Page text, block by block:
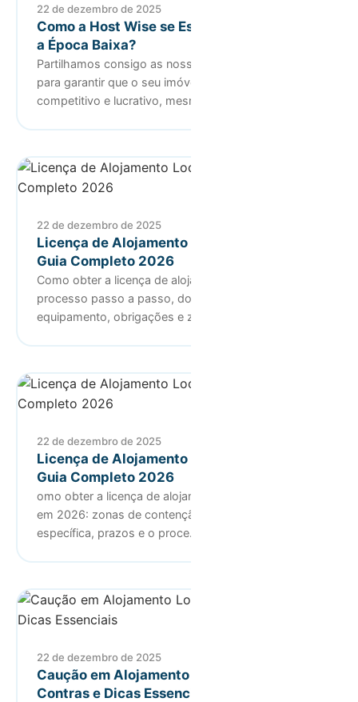
22 de dezembro de 2025
Como a Host Wise se Está a Preparar Para
a Época Baixa?
Partilhamos consigo as nossas melhores práticas
para garantir que o seu imóvel se mantém
competitivo e lucrativo, mesmo …
22 de dezembro de 2025
Licença de Alojamento Local no Porto:
Guia Completo 2026
Como obter a licença de alojamento local no Porto:
processo passo a passo, documentos,
equipamento, obrigações e zonas a…
22 de dezembro de 2025
Licença de Alojamento Local em Lisboa:
Guia Completo 2026
omo obter a licença de alojamento local em Lisboa
em 2026: zonas de contenção, documentação
específica, prazos e o proce…
22 de dezembro de 2025
Caução em Alojamento Local: Prós e
Contras e Dicas Essenciais